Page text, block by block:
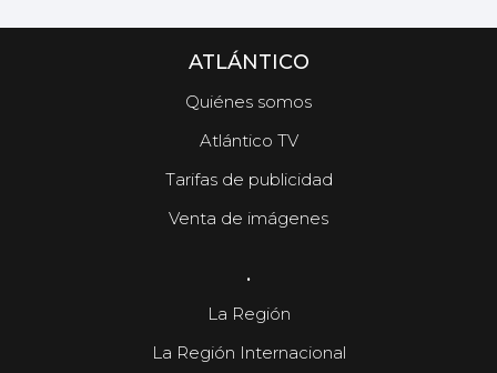
ATLÁNTICO
Quiénes somos
Atlántico TV
Tarifas de publicidad
Venta de imágenes
.
La Región
La Región Internacional